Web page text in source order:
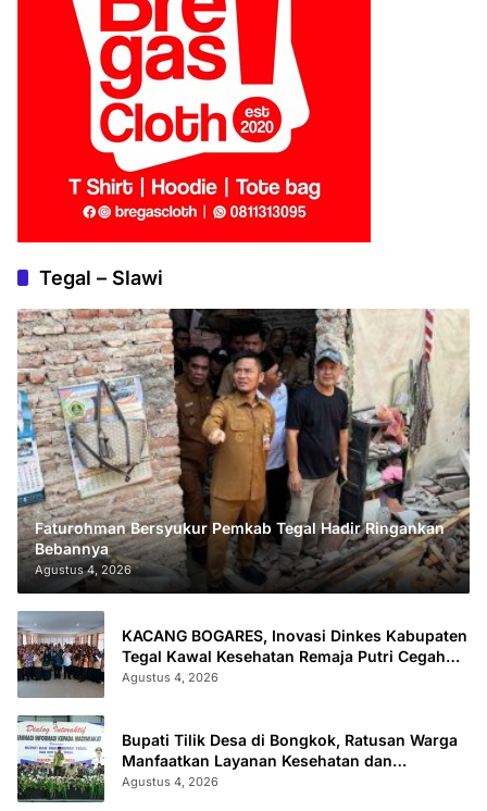
Tegal – Slawi
Faturohman Bersyukur Pemkab Tegal Hadir Ringankan
Bebannya
Agustus 4, 2026
KACANG BOGARES, Inovasi Dinkes Kabupaten
Tegal Kawal Kesehatan Remaja Putri Cegah
Stunting
Agustus 4, 2026
Bupati Tilik Desa di Bongkok, Ratusan Warga
Manfaatkan Layanan Kesehatan dan
Administrasi
Agustus 4, 2026